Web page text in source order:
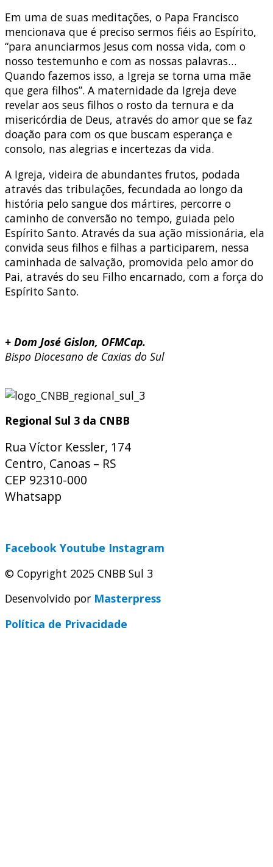
Em uma de suas meditações, o Papa Francisco
mencionava que é preciso sermos fiéis ao Espírito,
“para anunciarmos Jesus com nossa vida, com o
nosso testemunho e com as nossas palavras…
Quando fazemos isso, a Igreja se torna uma mãe
que gera filhos”. A maternidade da Igreja deve
revelar aos seus filhos o rosto da ternura e da
misericórdia de Deus, através do amor que se faz
doação para com os que buscam esperança e
consolo, nas alegrias e incertezas da vida.
A Igreja, videira de abundantes frutos, podada
através das tribulações, fecundada ao longo da
história pelo sangue dos mártires, percorre o
caminho de conversão no tempo, guiada pelo
Espírito Santo. Através da sua ação missionária, ela
convida seus filhos e filhas a participarem, nessa
caminhada de salvação, promovida pelo amor do
Pai, através do seu Filho encarnado, com a força do
Espírito Santo.
+ Dom José Gislon, OFMCap.
Bispo Diocesano de Caxias do Sul
Regional Sul 3 da CNBB
Rua Víctor Kessler, 174
Centro, Canoas – RS
CEP 92310-000
Whatsapp
Facebook Youtube Instagram
© Copyright 2025 CNBB Sul 3
Desenvolvido por Masterpress
Política de Privacidade